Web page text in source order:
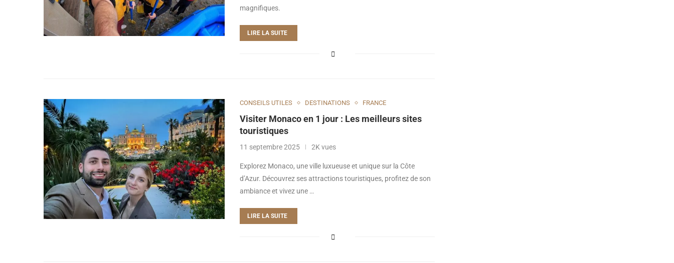
magnifiques.
LIRE LA SUITE
CONSEILS UTILES DESTINATIONS FRANCE
Visiter Monaco en 1 jour : Les meilleurs sites
touristiques
11 septembre 2025 2K vues
Explorez Monaco, une ville luxueuse et unique sur la Côte
d’Azur. Découvrez ses attractions touristiques, profitez de son
ambiance et vivez une …
LIRE LA SUITE